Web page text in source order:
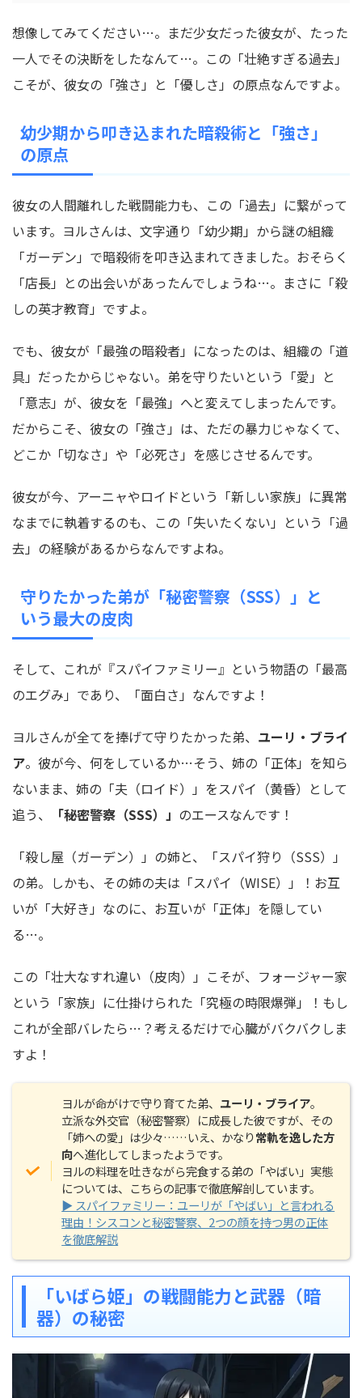
想像してみてください…。まだ少女だった彼女が、たった
一人でその決断をしたなんて…。この「壮絶すぎる過去」
こそが、彼女の「強さ」と「優しさ」の原点なんですよ。
幼少期から叩き込まれた暗殺術と「強さ」
の原点
彼女の人間離れした戦闘能力も、この「過去」に繋がって
います。ヨルさんは、文字通り「幼少期」から謎の組織
「ガーデン」で暗殺術を叩き込まれてきました。おそらく
「店長」との出会いがあったんでしょうね…。まさに「殺
しの英才教育」ですよ。
でも、彼女が「最強の暗殺者」になったのは、組織の「道
具」だったからじゃない。弟を守りたいという「愛」と
「意志」が、彼女を「最強」へと変えてしまったんです。
だからこそ、彼女の「強さ」は、ただの暴力じゃなくて、
どこか「切なさ」や「必死さ」を感じさせるんです。
彼女が今、アーニャやロイドという「新しい家族」に異常
なまでに執着するのも、この「失いたくない」という「過
去」の経験があるからなんですよね。
守りたかった弟が「秘密警察（SSS）」と
いう最大の皮肉
そして、これが『スパイファミリー』という物語の「最高
のエグみ」であり、「面白さ」なんですよ！
ヨルさんが全てを捧げて守りたかった弟、 ユーリ・ブライ
ア。彼が今、何をしているか…そう、姉の「正体」を知ら
ないまま、姉の「夫（ロイド）」をスパイ（黄昏）として
追う、
「秘密警察（SSS）」 のエースなんです！
「殺し屋（ガーデン）」の姉と、「スパイ狩り（SSS）」
の弟。しかも、その姉の夫は「スパイ（WISE）」！お互
いが「大好き」なのに、お互いが「正体」を隠してい
る…。
この「壮大なすれ違い（皮肉）」こそが、フォージャー家
という「家族」に仕掛けられた「究極の時限爆弾」！もし
これが全部バレたら…？考えるだけで心臓がバクバクしま
すよ！
ヨルが命がけで守り育てた弟、 ユーリ・ブライア。
立派な外交官（秘密警察）に成長した彼ですが、その
「姉への愛」は少々……いえ、かなり常軌を逸した方
向へ進化してしまったようです。
ヨルの料理を吐きながら完食する弟の「やばい」実態
については、こちらの記事で徹底解剖しています。
▶ スパイファミリー：ユーリが「やばい」と言われる
理由！シスコンと秘密警察、2つの顔を持つ男の正体
を徹底解説
「いばら姫」の戦闘能力と武器（暗
器）の秘密